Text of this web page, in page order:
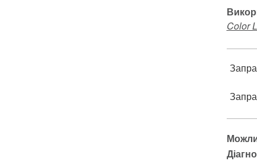
Color